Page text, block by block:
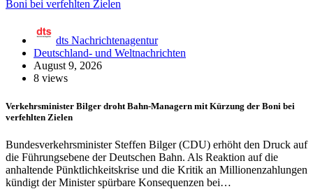
dts Nachrichtenagentur
Deutschland- und Weltnachrichten
August 9, 2026
8 views
Verkehrsminister Bilger droht Bahn-Managern mit Kürzung der Boni bei
verfehlten Zielen
Bundesverkehrsminister Steffen Bilger (CDU) erhöht den Druck auf
die Führungsebene der Deutschen Bahn. Als Reaktion auf die
anhaltende Pünktlichkeitskrise und die Kritik an Millionenzahlungen
kündigt der Minister spürbare Konsequenzen bei…